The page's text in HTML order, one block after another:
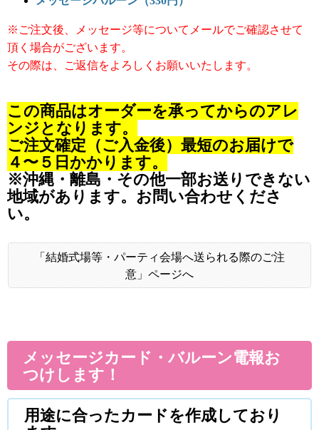
※ご注文後、メッセージ等についてメールでご確認させて
頂く場合がございます。
その際は、ご返信をよろしくお願いいたします。
この商品はオーダーを承ってからのアレ
ンジとなります。
ご注文確定（ご入金後）最短のお届けで
４〜５日かかります。
※沖縄・離島・その他一部お送りできない
地域があります。お問い合わせくださ
い。
「結婚式場等・パーティ会場へ送られる際のご注
意」ページへ
メッセージカード・バルーン電報お
つけします！
用途に合ったカードを作成しており